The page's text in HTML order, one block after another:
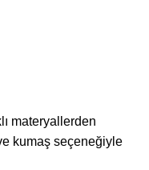
materyallerden
kumaş seçeneğiyle